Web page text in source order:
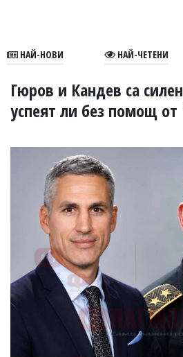
В
УКРАЙНА
СПОРТ
РАЗСЛЕДВАНЕ
Управители:
Василев,
v.vasilev@flagman.bg
Катя
Касабова,
k.kassabova@flagman.bg
Главен
НАЙ-НОВИ НАЙ-ЧЕТЕНИ
Гюров и Кандев са
успеят ли без помощ от